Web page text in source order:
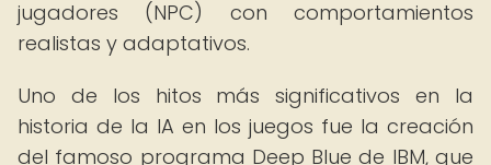
jugadores (NPC) con comportamientos
realistas y adaptativos.
Uno de los hitos más significativos en la
historia de la IA en los juegos fue la creación
del famoso programa Deep Blue de IBM, que